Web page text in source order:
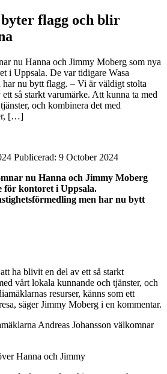
byter flagg och blir
nu Hanna och Jimmy Moberg som nya
i Uppsala. De var tidigare Wasa
har nu bytt flagg. – Vi är väldigt stolta
så starkt varumärke. Att kunna ta med
och kombinera det med
[…]
Publicerad: 9 October 2024
nu Hanna och Jimmy Moberg
för kontoret i Uppsala.
men har nu bytt
ha blivit en del av ett så starkt
vårt lokala kunnande och tjänster, och
resurser, känns som ett
säger Jimmy Moberg i en kommentar.
Andreas Johansson välkomnar
Hanna och Jimmy